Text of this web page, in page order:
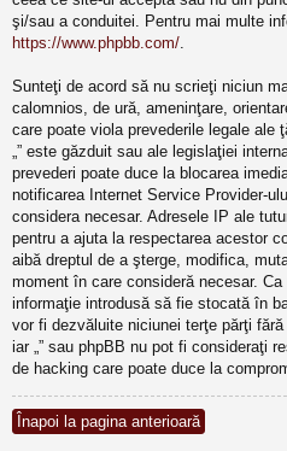
şi/sau a conduitei. Pentru mai multe
https://www.phpbb.com/
Sunteţi de acord să nu scrieţi niciun
calomnios, de ură, ameninţare,
care poate viola prevederile legale ale
„” este găzduit sau ale legislaţiei
prevederi poate duce la blocarea
notificarea Internet Service Provider-
considera necesar. Adresele IP ale
pentru a ajuta la respectarea acestor
aibă dreptul de a şterge, modifica,
moment în care consideră necesar.
informaţie introdusă să fie stocată în
vor fi dezvăluite niciunei terţe părţi
iar „” sau phpBB nu pot fi consideraţi
de hacking care poate duce la
Înapoi la pagina anterioară